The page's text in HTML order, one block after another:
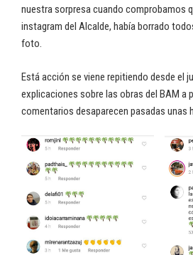
nuestra sorpresa cuando comprobamos
instagram del Alcalde, había borrado
foto.
Está acción se viene repitiendo desde el
explicaciones sobre las obras del BAM a
comentarios desaparecen pasadas unas